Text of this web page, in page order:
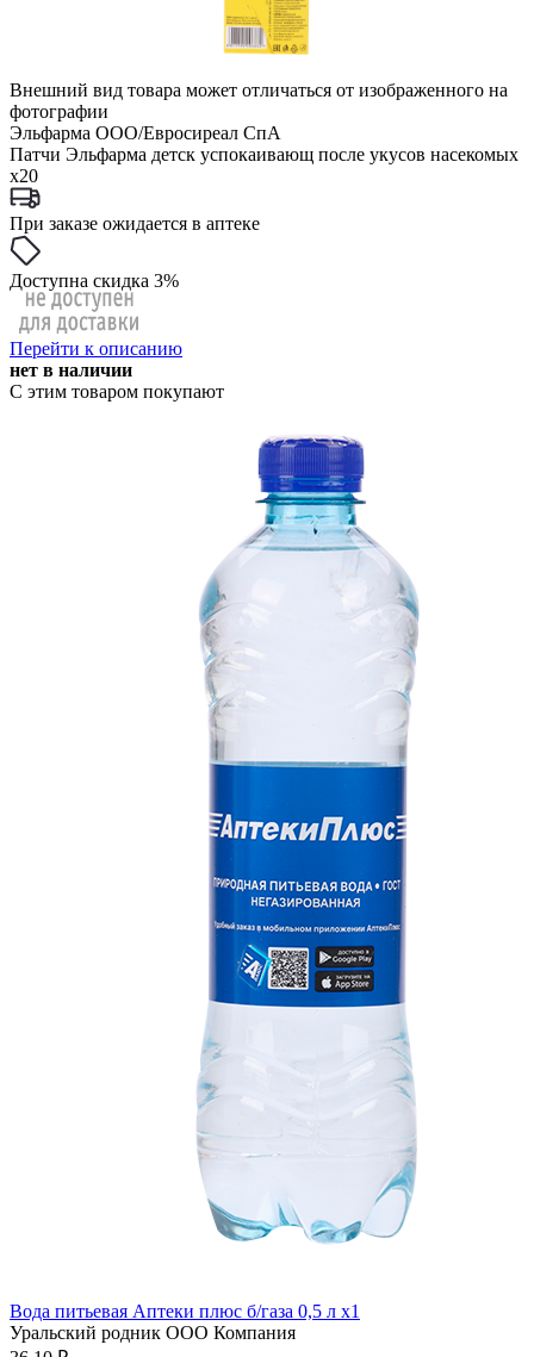
Внешний вид товара может отличаться от изображенного на
фотографии
Эльфарма ООО/Евросиреал СпА
Патчи Эльфарма детск успокаивающ после укусов насекомых
x20
При заказе ожидается в аптеке
Доступна скидка 3%
Перейти к описанию
нет в наличии
С этим товаром покупают
Вода питьевая Аптеки плюс б/газа 0,5 л x1
Уральский родник ООО Компания